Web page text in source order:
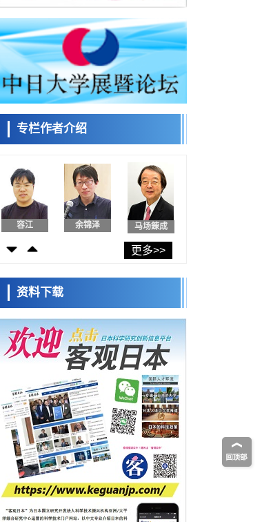
质
科学研究
东京都健康长寿医疗中心跨器官揭示衰老过
程中的糖链变化
科学研究
产总研无需石油利用松脂制备石墨前驱体，
可作为电池电极材料
科学研究
东京大学和海上保安厅等发现南海海槽沿线
政策
日本第2次医疗研究开发调整费，根据一线实
科学研究
千叶大学鉴定出导致难治性疾病“肺高血压症”
恶化的蛋白质“MYL9/12”，会引发血管结构恶
化科学研究
京都大学高效生成光的构成单元“光子”，可应
用于量子计算机
开发出300亿年仅误差1秒的光晶格钟，构建
经济・社会
日本成立“以人为本AI联盟”——力争借助AI拓
展社会公众创造力，依托产学合作推进研发
大阪大学开发出膜脂质可视化工具，使脂质
探针的高效开发成为可能
科学研究
立教大学在试管内构建长链人工基因组DNA
自我复制系统，有望实现携带大量基因的人
工细胞
政策
日本科研费增设国际共同研究强化新类别，
促进青年研究人员赴海外开展研究
科学研究
京都大学高效生成光的构成单元“光子”，可应
用于量子计算机
科学研究
开发出300亿年仅误差1秒的光晶格钟，构建
网络将其打造为下一代社会基础设施
经济・社会
日本成立“以人为本AI联盟”——力争借助AI拓
专栏作者介绍
来馆 科学交
流员
小岩井忠道 泷川 进
容江 余锦泽 马场錬成
日本科学未
流员
泷川 进 戴维
更多>>
资料下载